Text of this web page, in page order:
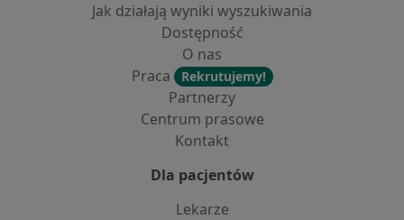
Jak działają wyniki wyszukiwania
Dostępność
O nas
Praca
Rekrutujemy!
Partnerzy
Centrum prasowe
Kontakt
Dla pacjentów
Lekarze